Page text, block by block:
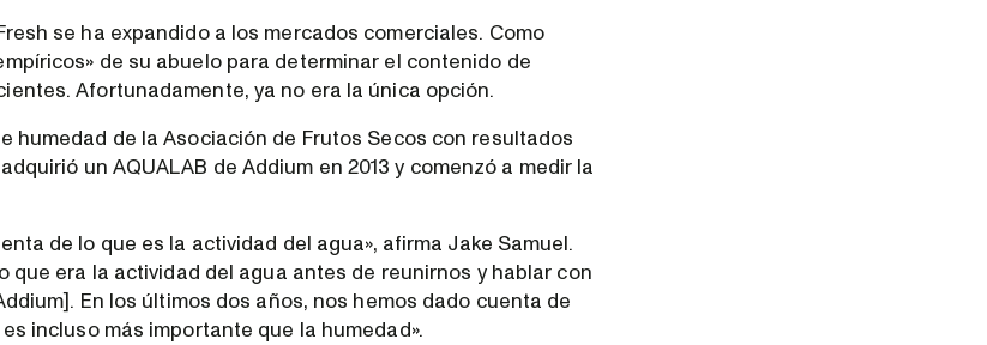
se ha expandido a los mercados comerciales. Como
de su abuelo para determinar el contenido de
Afortunadamente, ya no era la única opción.
humedad de la Asociación de Frutos Secos con resultados
un AQUALAB de Addium en 2013 y comenzó a medir la
de lo que es la actividad del agua», afirma Jake Samuel.
que era la actividad del agua antes de reunirnos y hablar con
En los últimos dos años, nos hemos dado cuenta de
incluso más importante que la humedad».